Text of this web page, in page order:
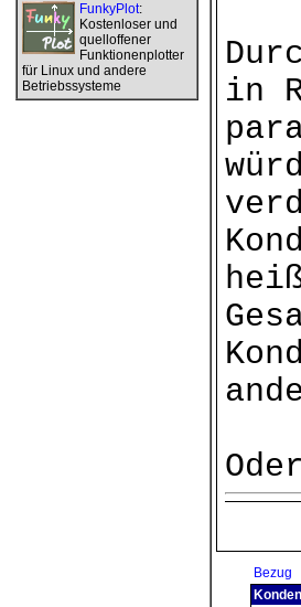
FunkyPlot:
Kostenloser und
quelloffener
Funktionenplotter
für Linux und andere
Betriebssysteme
in
Bezug